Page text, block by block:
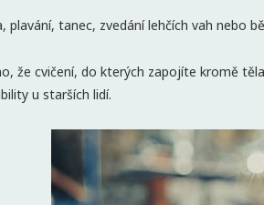
plavání, tanec, zvedání lehčích vah nebo
že cvičení, do kterých zapojíte kromě
u starších lidí.